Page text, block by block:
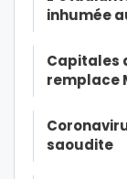
inhumée
Capitales
remplace
saoudite